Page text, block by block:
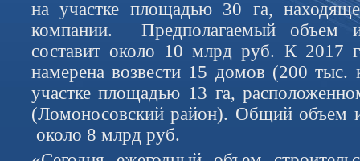
на участке площадью 30 га,
компании. Предполагаемый объем
составит около 10 млрд руб. К 2017
намерена возвести 15 домов (200 тыс.
участке площадью 13 га,
(Ломоносовский район). Общий объем
около 8 млрд руб.